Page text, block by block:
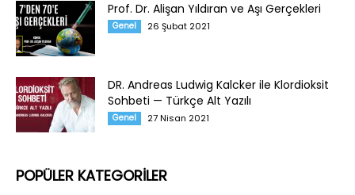
Prof. Dr. Alişan Yıldıran ve Aşı Gerçekleri
Genel 26 Şubat 2021
DR. Andreas Ludwig Kalcker ile Klordioksit
Sohbeti — Türkçe Alt Yazılı
Genel 27 Nisan 2021
POPÜLER KATEGORİLER